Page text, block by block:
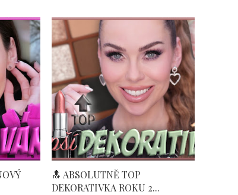
🔝 ABSOLUTNĚ TOP
DEKORATIVKA ROKU 2...